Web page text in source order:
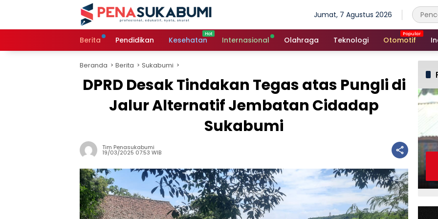
Jumat, 7 Agustus 2026
Berita Pendidikan Kesehatan Internasional Olahraga Teknologi Otomotif
Beranda Berita Sukabumi
DPRD Desak Tindakan Tegas atas Pungli di
Jalur Alternatif Jembatan Cidadap
Sukabumi
Tim Penasukabumi
19/03/2025 07:53 WIB